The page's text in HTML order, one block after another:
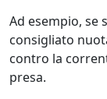
Ad esempio, se
consigliato
contro la
presa.